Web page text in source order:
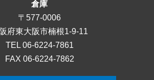
倉庫
〒577-0006
府東大阪市楠根1-9-11
TEL 06-6224-7861
FAX 06-6224-7862